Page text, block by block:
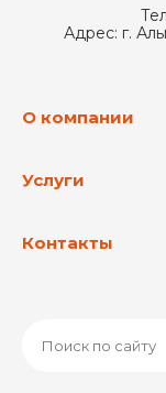
Адрес: г.
О компании
Услуги
Контакты